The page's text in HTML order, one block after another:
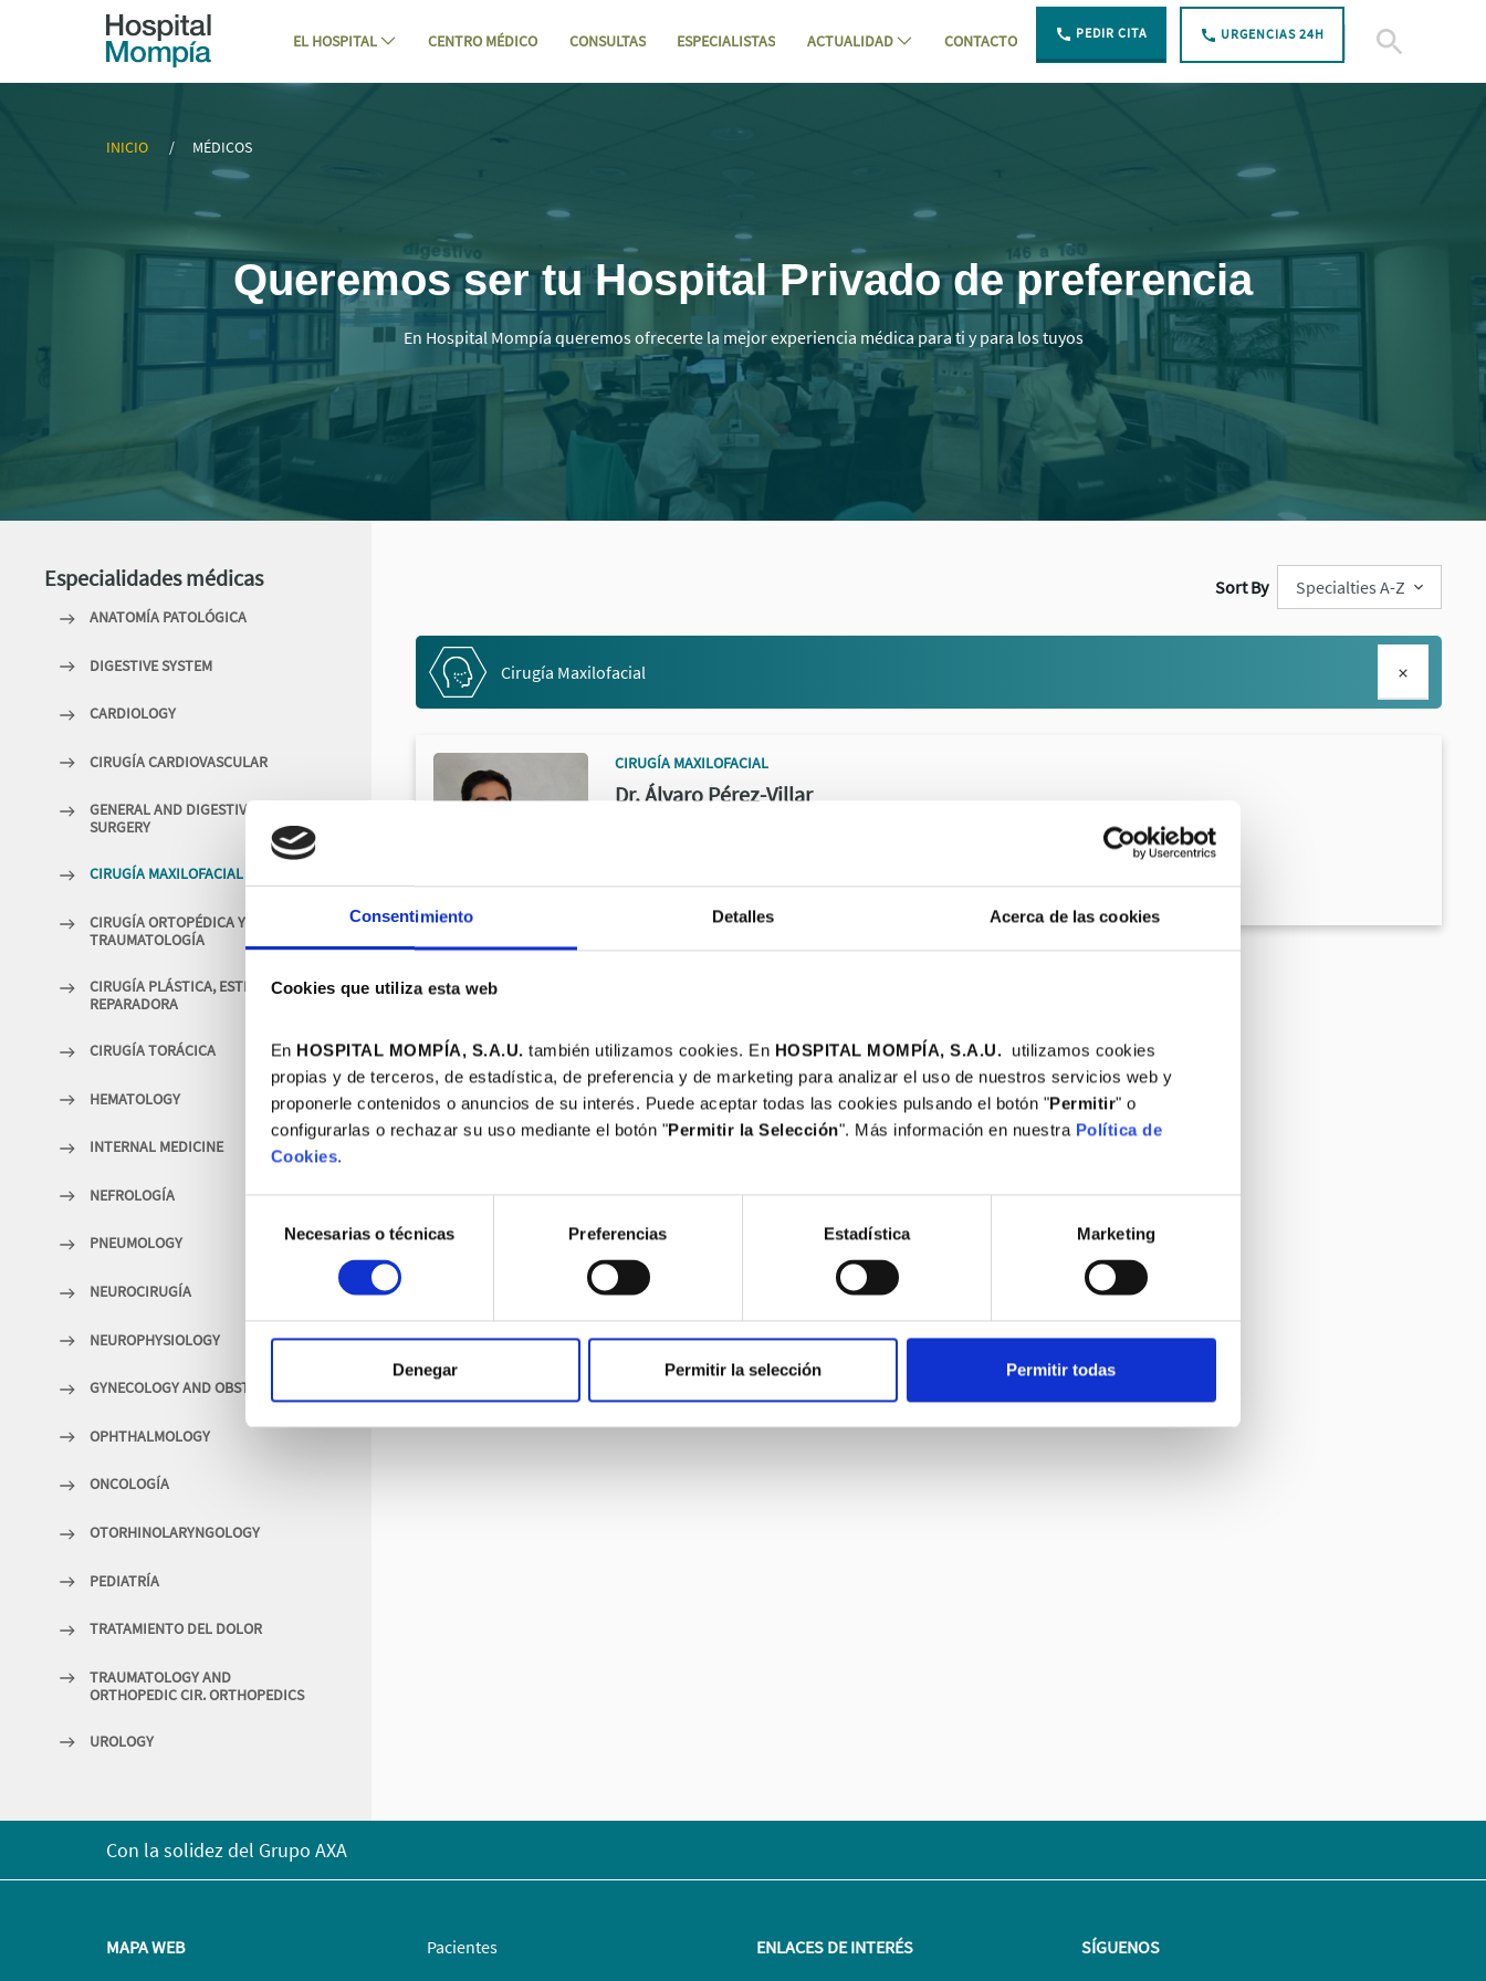
Consentimiento Detalles Acerca de las cookies
Cookies que utiliza esta web
En HOSPITAL MOMPÍA, S.A.U. también utilizamos cookies. En HOSPITAL MOMPÍA, S.A.U. utilizamos cookies
propias y de terceros, de estadística, de preferencia y de marketing para analizar el uso de nuestros servicios web y
proponerle contenidos o anuncios de su interés. Puede aceptar todas las cookies pulsando el botón "Permitir" o
configurarlas o rechazar su uso mediante el botón "Permitir la Selección". Más información en nuestra Política de
Cookies.
consentimiento
Necesarias o técnicas Preferencias Estadística Marketing
Denegar Permitir la selección Permitir todas
Navigation
Skip to Content
EL HOSPITAL CENTRO MÉDICO CONSULTAS ESPECIALISTAS ACTUALIDAD CONTACTO PEDIR CITA URGENCIAS 24H
▷ Mejores Médicos Especialistas en Cantabria | Mompia - Hospital Mompía
INICIO MÉDICOS
Queremos ser tu Hospital Privado de preferencia
En Hospital Mompía queremos ofrecerte la mejor experiencia médica para ti y para los tuyos
Especialidades médicas
ANATOMÍA PATOLÓGICA
DIGESTIVE SYSTEM
CARDIOLOGY
CIRUGÍA CARDIOVASCULAR
GENERAL AND DIGESTIVE
SURGERY
CIRUGÍA MAXILOFACIAL
CIRUGÍA ORTOPÉDICA Y
TRAUMATOLOGÍA
CIRUGÍA PLÁSTICA, ESTÉTICA Y
REPARADORA
CIRUGÍA TORÁCICA
HEMATOLOGY
INTERNAL MEDICINE
NEFROLOGÍA
PNEUMOLOGY
NEUROCIRUGÍA
NEUROPHYSIOLOGY
GYNECOLOGY AND OBSTETRICS
OPHTHALMOLOGY
ONCOLOGÍA
OTORHINOLARYNGOLOGY
PEDIATRÍA
TRATAMIENTO DEL DOLOR
TRAUMATOLOGY AND
ORTHOPEDIC CIR. ORTHOPEDICS
UROLOGY
Sort By
Cirugía Maxilofacial
CIRUGÍA MAXILOFACIAL
Dr. Álvaro Pérez-Villar
Con la solidez del Grupo AXA
MAPA WEB Pacientes ENLACES DE INTERÉS SÍGUENOS